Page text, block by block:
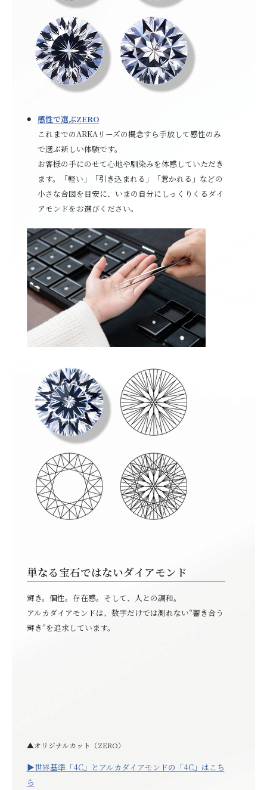
感性で選ぶZERO
これまでのARKAリーズの概念すら手放して感性のみ
で選ぶ新しい体験です。
お客様の手にのせて心地や馴染みを体感していただき
ます。「軽い」「引き込まれる」「惹かれる」などの
小さな合図を目安に、いまの自分にしっくりくるダイ
アモンドをお選びください。
単なる宝石ではないダイアモンド
輝き。 個性。 存在感。 そして、人との調和。
アルカダイアモンドは、数字だけでは測れない“響き合う
輝き”を追求しています。
▲オリジナルカット（ZERO）
▶︎世界基準「4C」とアルカダイアモンドの「4C」はこち
ら